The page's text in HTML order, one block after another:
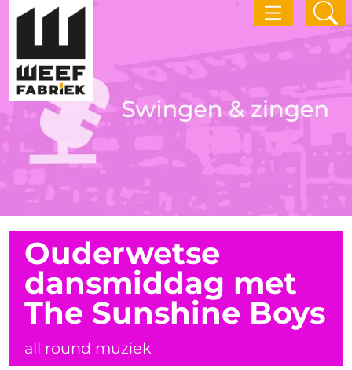
Ouderwetse
dansmiddag met
The Sunshine Boys
all round muziek